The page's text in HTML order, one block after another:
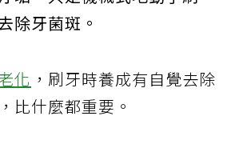
除牙菌斑。
化 ，刷牙時養成有自覺去除
比什麼都重要。